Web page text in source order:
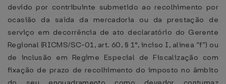
devido por contribuinte submetido ao recolhimento por
ocasião da saída da mercadoria ou da prestação de
serviço em decorrência de ato declaratório do Gerente
Regional (RICMS/SC-01, art. 60, § 1°, inciso I, alínea “f”) ou
de inclusão em Regime Especial de Fiscalização com
fixação de prazo de recolhimento do imposto no âmbito